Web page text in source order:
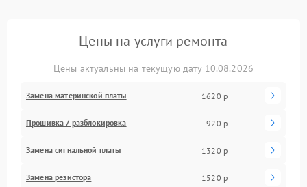
Цены на услуги ремонта
Цены актуальны на текущую дату 10.08.2026
Замена материнской платы 1620 р
Прошивка / разблокировка 920 р
Замена сигнальной платы 1320 р
Замена резистора 1520 р